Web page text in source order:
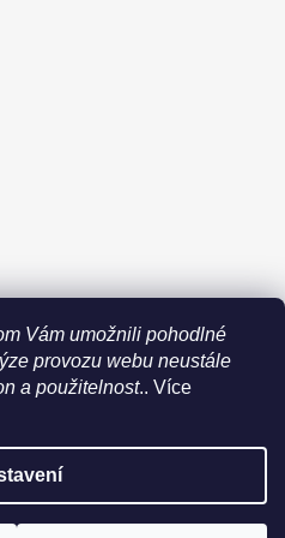
Vám umožnili pohodlné
provozu webu neustále
a použitelnost.. Více
stavu na prodejně. Při
prodejně vždy vyčkejte na
údajů
Shoptet